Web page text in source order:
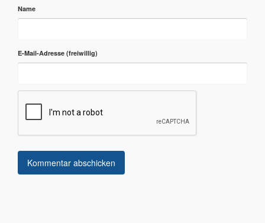
Name
E-Mail-Adresse